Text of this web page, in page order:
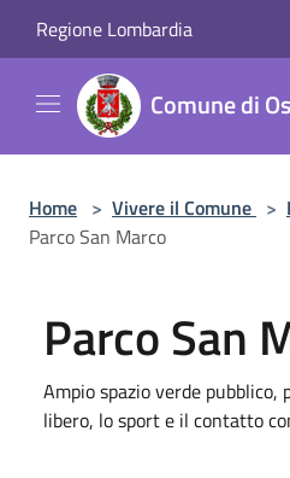
Regione Lombardia
Comune di
Home > Vivere il Comune >
Parco San Marco
Parco San
Ampio spazio verde
libero, lo sport e il contatto